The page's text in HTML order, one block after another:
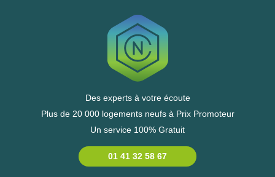
Des experts à votre écoute
Plus de 20 000 logements neufs à Prix Promoteur
Un service 100% Gratuit
01 41 32 58 67